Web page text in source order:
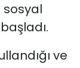
sosyal
ve